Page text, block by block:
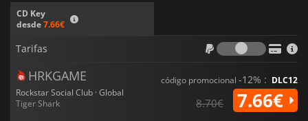
CD Key
desde7.66€
Tarifas
Tarifas
HRKGAME
Rockstar Social Club · Global
Tiger Shark
código promocional -12% : DLC12
8.70€ 7.66€